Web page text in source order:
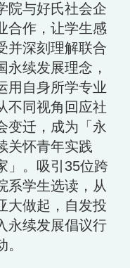
院与好氏社会企
合作，让学生感
并深刻理解联合
永续发展理念，
用自身所学专业
不同视角回应社
变迁，成为「永
关怀青年实践
」。吸引35位跨
系学生选读，从
大做起，自发投
永续发展倡议行
。